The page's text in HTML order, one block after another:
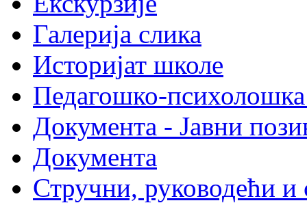
Галерија слика
Историјат школе
Педагошко-психолошка
Документа - Јавни
Документа
Стручни, руководећи и